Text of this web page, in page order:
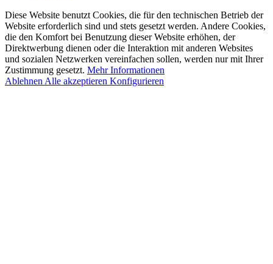
Diese Website benutzt Cookies, die für den technischen Betrieb der
Website erforderlich sind und stets gesetzt werden. Andere Cookies,
die den Komfort bei Benutzung dieser Website erhöhen, der
Direktwerbung dienen oder die Interaktion mit anderen Websites
und sozialen Netzwerken vereinfachen sollen, werden nur mit Ihrer
Zustimmung gesetzt. Mehr Informationen
Ablehnen Alle akzeptieren Konfigurieren